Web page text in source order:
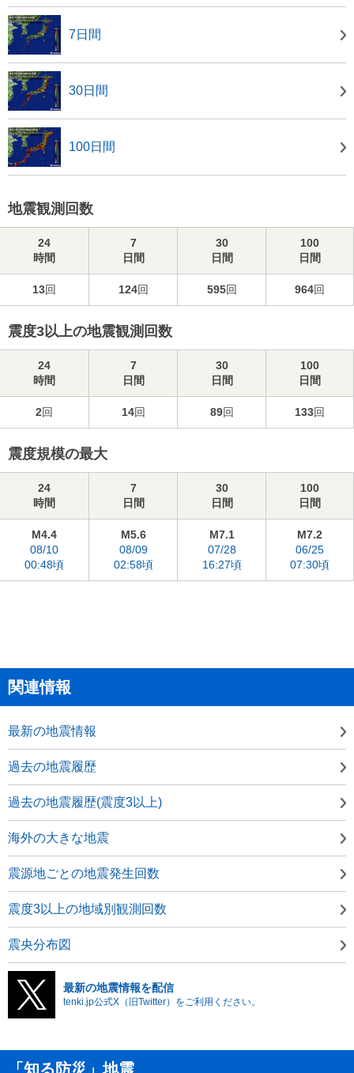
7日間
30日間
100日間
地震観測回数
24
時間
7
日間
30
日間
100
日間
13回 124回 595回 964回
震度3以上の地震観測回数
24
時間
7
日間
30
日間
100
日間
2回 14回 89回 133回
震度規模の最大
24
時間
7
日間
30
日間
100
日間
M4.4
08/10
00:48頃
M5.6
08/09
02:58頃
M7.1
07/28
16:27頃
M7.2
06/25
07:30頃
関連情報
最新の地震情報
過去の地震履歴
過去の地震履歴(震度3以上)
海外の大きな地震
震源地ごとの地震発生回数
震度3以上の地域別観測回数
震央分布図
最新の地震情報を配信
tenki.jp公式X（旧Twitter）をご利用ください。
「知る防災」地震